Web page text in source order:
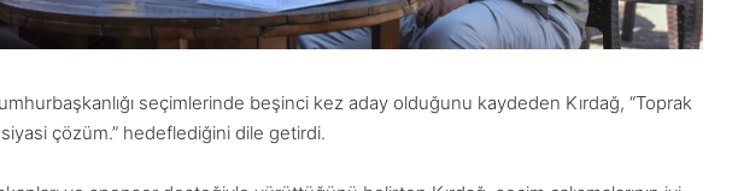
seçimlerinde beşinci kez aday olduğunu kaydeden Kırdağ, “Toprak
çözüm.” hedeflediğini dile getirdi.